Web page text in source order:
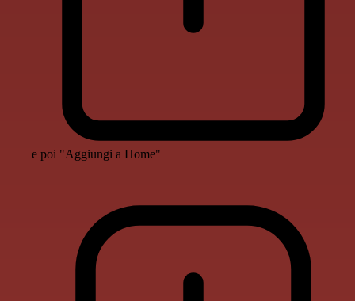
e poi "Aggiungi a Home"